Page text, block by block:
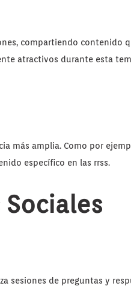
compartiendo contenido
atractivos durante esta
más amplia. Como por
específico en las rrss.
sesiones de preguntas y